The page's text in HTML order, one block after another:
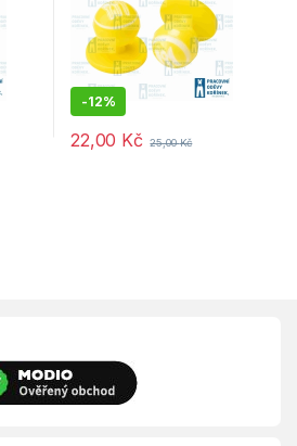
-12%
22,00 Kč 25,00Kč